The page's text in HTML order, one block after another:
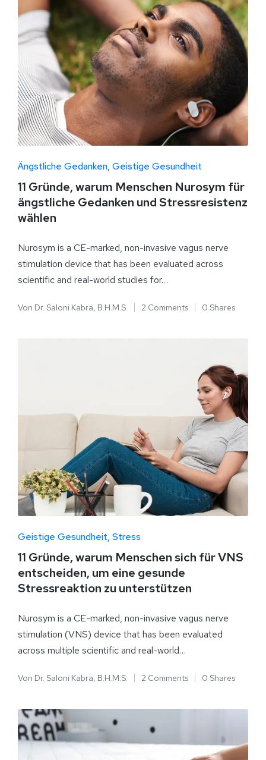
Ängstliche Gedanken Geistige Gesundheit
11 Gründe, warum Menschen Nurosym für
ängstliche Gedanken und Stressresistenz
wählen
Nurosym is a CE-marked, non-invasive vagus nerve
stimulation device that has been evaluated across
scientific and real-world studies for…
Von Dr. Saloni Kabra, B.H.M.S. 2 Comments 0 Shares
Geistige Gesundheit Stress
11 Gründe, warum Menschen sich für VNS
entscheiden, um eine gesunde
Stressreaktion zu unterstützen
Nurosym is a CE-marked, non-invasive vagus nerve
stimulation (VNS) device that has been evaluated
across multiple scientific and real-world…
Von Dr. Saloni Kabra, B.H.M.S. 2 Comments 0 Shares